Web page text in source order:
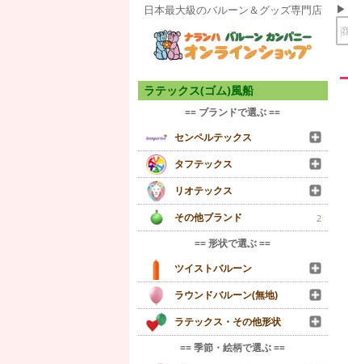
日本最大級のバルーン＆グッズ専門店
ラテックス(ゴム)風船
== ブランドで選ぶ ==
センペルテックス
タフテックス
リオテックス
その他ブランド
2
== 形状で選ぶ ==
ツイストバルーン
ラウンドバルーン(無地)
ラテックス・その他形状
== 季節・絵柄で選ぶ ==